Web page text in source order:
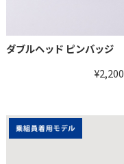
ダブルヘッド ピンバッジ
¥2,200